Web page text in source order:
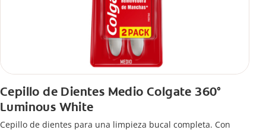
Cepillo de Dientes Medio Colgate 360°
Luminous White
Cepillo de dientes para una limpieza bucal completa. Con